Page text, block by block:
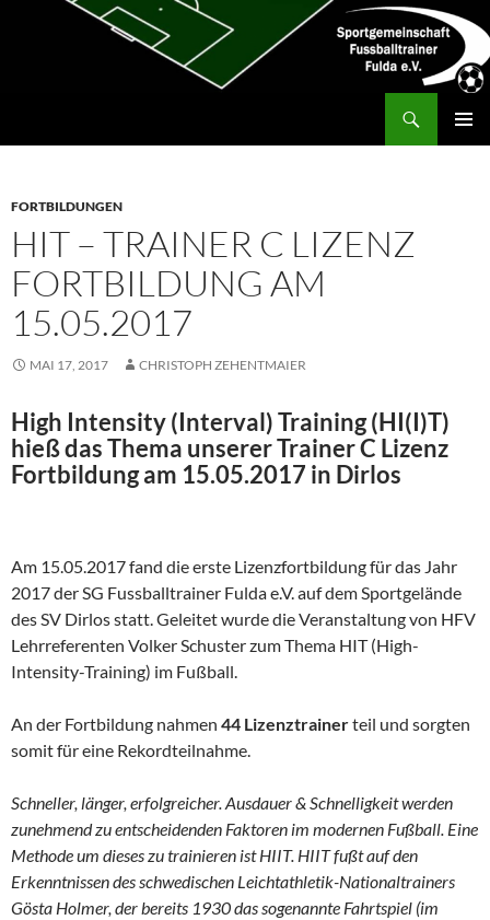
FORTBILDUNGEN
HIT – TRAINER C LIZENZ
FORTBILDUNG AM
15.05.2017
MAI 17, 2017 CHRISTOPH ZEHENTMAIER
High Intensity (Interval) Training (HI(I)T)
hieß dasThema unserer Trainer C Lizenz
Fortbildung am 15.05.2017 in Dirlos
Am 15.05.2017 fand die erste Lizenzfortbildung für das Jahr
2017 der SG Fussballtrainer Fulda e.V. auf dem Sportgelände
des SV Dirlos statt. Geleitet wurde die Veranstaltung von HFV
Lehrreferenten Volker Schuster zum Thema HIT (High-
Intensity-Training) im Fußball.
An der Fortbildung nahmen 44 Lizenztrainerteil und sorgten
somit für eine Rekordteilnahme.
Schneller, länger, erfolgreicher. Ausdauer & Schnelligkeit werden
zunehmend zu entscheidenden Faktoren im modernen Fußball. Eine
Methode um dieses zu trainieren ist HIIT. HIIT fußt auf den
Erkenntnissen des schwedischen Leichtathletik-Nationaltrainers
Gösta Holmer, der bereits 1930 das sogenannte Fahrtspiel (im